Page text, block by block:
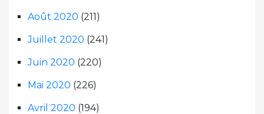
Août 2020 (211)
Juillet 2020 (241)
Juin 2020 (220)
Mai 2020 (226)
Avril 2020 (194)